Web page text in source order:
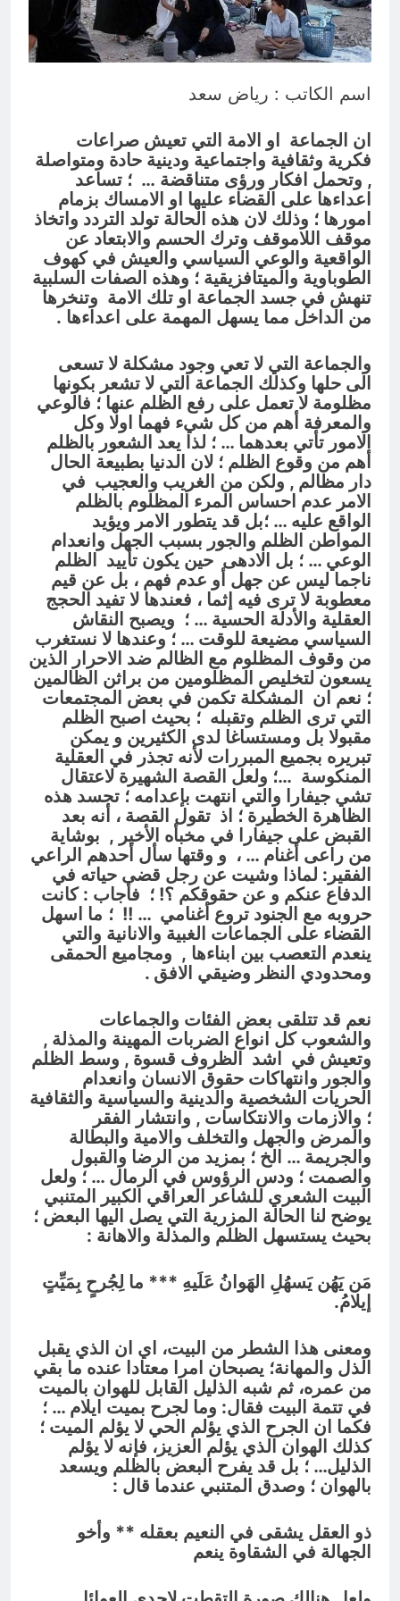
تجيك المنية
3 ساعات Ago
اسم الكاتب : رياض سعد
ان الجماعة او الامة التي تعيش صراعات
فكرية وثقافية واجتماعية ودينية حادة ومتواصلة
, وتحمل افكار ورؤى متناقضة … ؛ تساعد
اعداءها على القضاء عليها او الامساك بزمام
امورها ؛ وذلك لان هذه الحالة تولد التردد واتخاذ
موقف اللاموقف وترك الحسم والابتعاد عن
الواقعية والوعي السياسي والعيش في كهوف
الطوباوية والميتافزيقية ؛ وهذه الصفات السلبية
تنهش في جسد الجماعة او تلك الامة وتنخرها
من الداخل مما يسهل المهمة على اعداءها .
والجماعة التي لا تعي وجود مشكلة لا تسعى
الى حلها وكذلك الجماعة التي لا تشعر بكونها
مظلومة لا تعمل على رفع الظلم عنها ؛ فالوعي
والمعرفة أهم من كل شيء فهما اولا وكل
الامور تأتي بعدهما … ؛ لذا يعد الشعور بالظلم
أهم من وقوع الظلم ؛ لان الدنيا بطبيعة الحال
دار مظالم , ولكن من الغريب والعجيب في
الامر عدم احساس المرء المظلوم بالظلم
الواقع عليه … ؛بل قد يتطور الامر ويؤيد
المواطن الظلم والجور بسبب الجهل وانعدام
الوعي … ؛ بل الادهى حين يكون تأييد الظلم
ناجما ليس عن جهل أو عدم فهم ، بل عن قيم
معطوبة لا ترى فيه إثما ، فعندها لا تفيد الحجج
العقلية والأدلة الحسية … ؛ ويصبح النقاش
السياسي مضيعة للوقت … ؛ وعندها لا نستغرب
من وقوف المظلوم مع الظالم ضد الاحرار الذين
يسعون لتخليص المظلومين من براثن الظالمين
؛ نعم ان المشكلة تكمن في بعض المجتمعات
التي ترى الظلم وتقبله ؛ بحيث اصبح الظلم
مقبولا بل ومستساغا لدى الكثيرين و يمكن
تبريره بجميع المبررات لأنه تجذر في العقلية
المنكوسة …؛ ولعل القصة الشهيرة لاعتقال
تشي جيفارا والتي انتهت بإعدامه ؛ تجسد هذه
الظاهرة الخطيرة ؛ اذ تقول القصة ، أنه بعد
القبض على جيفارا في مخبأه الأخير , بوشاية
من راعى أغنام … ، و وقتها سأل أحدهم الراعي
الفقير: لماذا وشيت عن رجل قضى حياته في
الدفاع عنكم و عن حقوقكم ؟! ؛ فأجاب : كانت
حروبه مع الجنود تروع أغنامي … !! ؛ ما اسهل
القضاء على الجماعات الغبية والانانية والتي
ينعدم التعصب بين ابناءها , ومجاميع الحمقى
ومحدودي النظر وضيقي الافق .
نعم قد تتلقى بعض الفئات والجماعات
والشعوب كل انواع الضربات المهينة والمذلة ,
وتعيش في اشد الظروف قسوة , وسط الظلم
والجور وانتهاكات حقوق الانسان وانعدام
الحريات الشخصية والدينية والسياسية والثقافية
؛ والازمات والانتكاسات , وانتشار الفقر
والمرض والجهل والتخلف والامية والبطالة
والجريمة … الخ ؛ بمزيد من الرضا والقبول
والصمت ؛ ودس الرؤوس في الرمال … ؛ ولعل
البيت الشعري للشاعر العراقي الكبير المتنبي
يوضح لنا الحالة المزرية التي يصل اليها البعض ؛
بحيث يستسهل الظلم والمذلة والاهانة :
مَن يَهُن يَسهُلِ الهَوانُ عَلَيهِ *** ما لِجُرحٍ بِمَيِّتٍ
إيلامُ.
ومعنى هذا الشطر من البيت، اي ان الذي يقبل
الذل والمهانة؛ يصبحان امرا معتادا عنده ما بقي
من عمره، ثم شبه الذليل القابل للهوان بالميت
في تتمة البيت فقال: وما لجرح بميت ايلام … ؛
فكما ان الجرح الذي يؤلم الحي لا يؤلم الميت ؛
كذلك الهوان الذي يؤلم العزيز، فإنه لا يؤلم
الذليل… ؛ بل قد يفرح البعض بالظلم ويسعد
بالهوان ؛ وصدق المتنبي عندما قال :
ذو العقل يشقى في النعيم بعقله ** وأخو
الجهالة في الشقاوة ينعم